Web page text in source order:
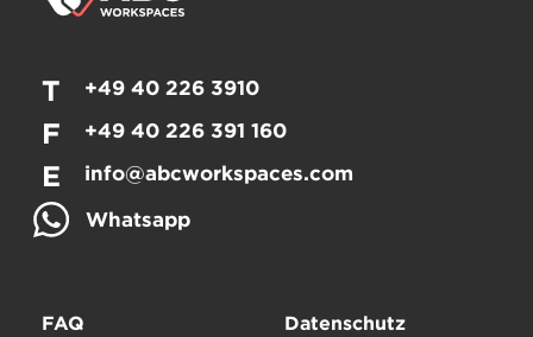
T +49 40 226 3910
F +49 40 226 391 160
E
info@abcworkspaces.com
Whatsapp
FAQ
Datenschutz